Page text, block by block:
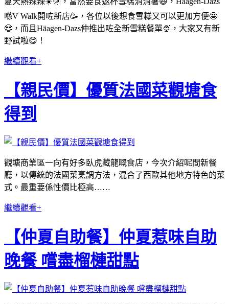
喺V Walk開咗新店🥳，各位以後想食雪糕又可以更加方便🤩
😍，而且Häagen-Dazs仲推出咗全新雪糕餐單🍨，大家又有新
野試啦😋！
繼續觀看+
【親民價】優質法國菜觀塘食
得到
觀塘商業區一向有好多臥虎藏龍嘅食店，今次介紹呢間新餐
廳，以傳統的法國菜烹調方法，混合了西歐其他地方特色的菜
式。最重要係性價比極高……
繼續觀看+
【仲夏自助餐】仲夏惹味自助
晚餐 嚐盡榴槤甜點